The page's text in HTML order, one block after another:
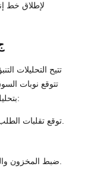
تتيح التحليلات
تتوقع نوبات
Saleai بتحليل البيانات التاريخية والوقت الحقيقي إلى:
توقع تقلبات الطلب على أساس العوامل الاقتصادية والموسمية.
ضبط المخزون والتسعير بشكل استباقي للاستفادة من الفرص.